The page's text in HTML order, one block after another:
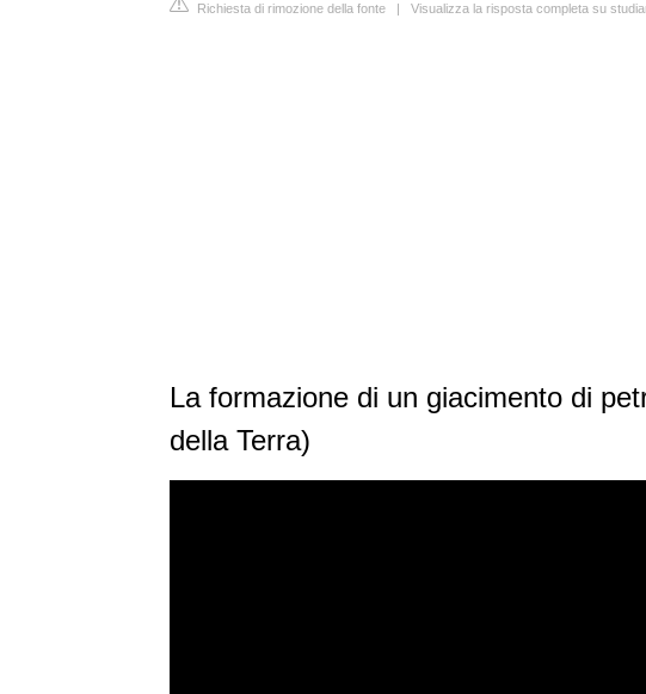
Richiesta di rimozione della fonte | Visualizza la risposta completa su
La formazione di un giacimento di
della Terra)